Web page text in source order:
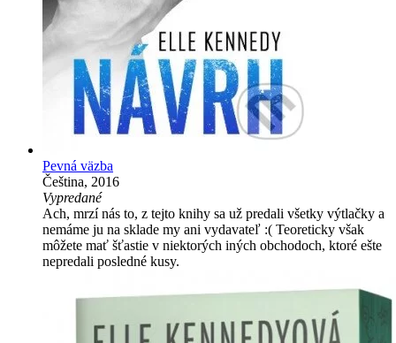
Pevná väzba
Čeština, 2016
Vypredané
Ach, mrzí nás to, z tejto knihy sa už predali všetky výtlačky a
nemáme ju na sklade my ani vydavateľ :( Teoreticky však
môžete mať šťastie v niektorých iných obchodoch, ktoré ešte
nepredali posledné kusy.